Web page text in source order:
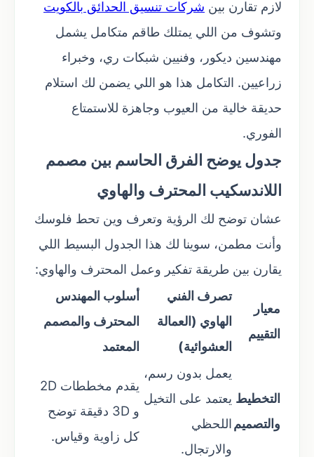
لازم تقارن بين شركات تنسيق الحدائق بالكويت
وتشوف من اللي يمتلك طاقم متكامل يشمل
مهندسين ديكور، وفنيين شبكات ري، وخبراء
زراعيين. التكامل هذا هو اللي يضمن لك استلام
حديقة خالية من العيوب وجاهزة للاستمتاع
الفوري.
جدول يوضح الفرق الحاسم بين مصمم
اللاندسكيب المحترف والهاوي
عشان توضح لك الرؤية وتعرف وين تحط فلوسك
وأنت مطمن، سوينا لك هذا الجدول البسيط اللي
يقارن بين طريقة تفكير وعمل المحترف والهاوي:
معيار
التقييم
تصرف الفني
الهاوي (العمالة
العشوائية)
أسلوب المهندس
المحترف والمصمم
المعتمد
التخطيط
والتصميم
يعمل بدون رسم،
يعتمد على التخيل
اللحظي
والارتجال.
يقدم مخططات 2D
و 3D دقيقة توضح
كل زاوية وقياس.